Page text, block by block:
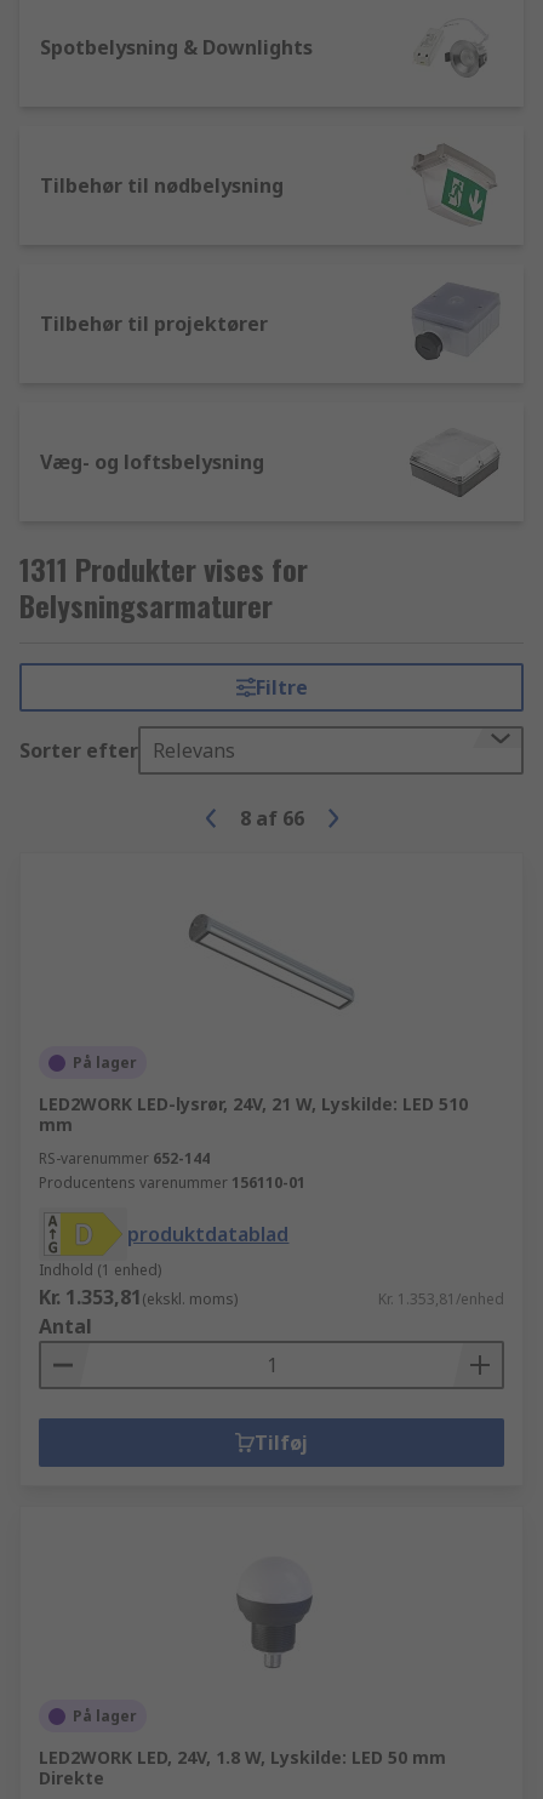
Spotbelysning & Downlights
Tilbehør til nødbelysning
Tilbehør til projektører
Væg- og loftsbelysning
1311 Produkter vises for
Belysningsarmaturer
Filtre
Sorter efter Relevans
8 af 66
På lager
LED2WORK LED-lysrør, 24V, 21 W, Lyskilde: LED 510
mm
RS-varenummer 652-144
Producentens varenummer 156110-01
produktdatablad
Indhold (1 enhed)
Kr. 1.353,81(ekskl. moms) Kr. 1.353,81/enhed
Antal
Tilføj
På lager
LED2WORK LED, 24V, 1.8 W, Lyskilde: LED 50 mm
Direkte